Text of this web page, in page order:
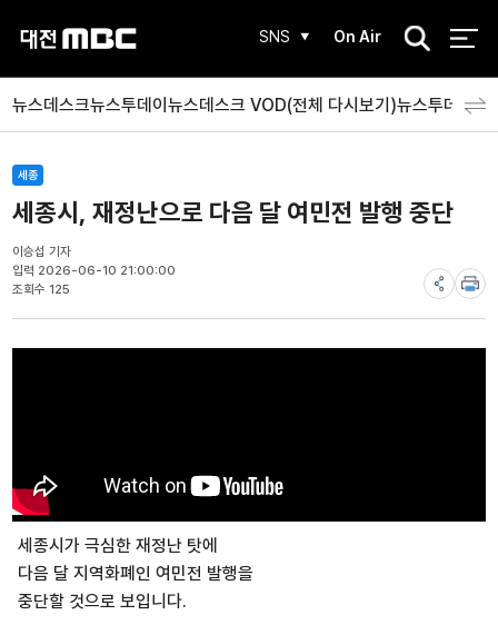
SNS On Air
검
뉴스데스크뉴스투데이뉴스데스크 VOD(전체 다시보기)뉴스투데이
세종
세종시, 재정난으로 다음 달 여민전 발행 중단
이승섭 기자
입력 2026-06-10 21:00:00
조회수 125
세종시가 극심한 재정난 탓에
다음 달 지역화폐인 여민전 발행을
중단할 것으로 보입니다.